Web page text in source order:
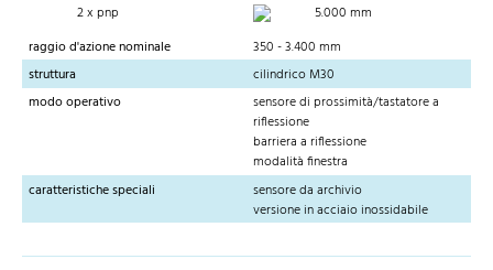
2 x pnp
5.000 mm
raggio d'azione nominale
350 - 3.400 mm
struttura
cilindrico M30
modo operativo
sensore di prossimità/tastatore a
riflessione
barriera a riflessione
modalità finestra
caratteristiche speciali
sensore da archivio
versione in acciaio inossidabile